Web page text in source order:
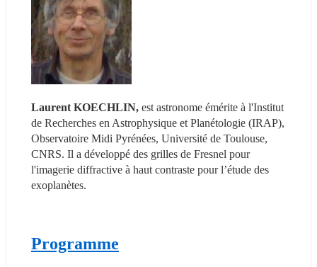
Laurent KOECHLIN, est astronome émérite à l'Institut
de Recherches en Astrophysique et Planétologie (IRAP),
Observatoire Midi Pyrénées, Université de Toulouse,
CNRS. Il a développé des grilles de Fresnel pour
l'imagerie diffractive à haut contraste pour l’étude des
exoplanètes.
Programme